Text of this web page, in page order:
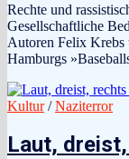
Rechte und
Gesellschaftliche
Autoren Felix Krebs
Hamburgs
Kultur/Naziterror
Laut,